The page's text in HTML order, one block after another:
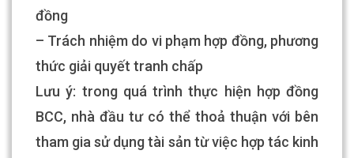
đồng
– Trách nhiệm do vi phạm hợp đồng, phương
thức giải quyết tranh chấp
Lưu ý: trong quá trình thực hiện hợp đồng
BCC, nhà đầu tư có thể thoả thuận với bên
tham gia sử dụng tài sản từ việc hợp tác kinh